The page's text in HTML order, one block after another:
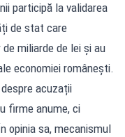
participă la validarea
de stat care
miliarde de lei și au
economiei românești.
acuzații
firme anume, ci
opinia sa, mecanismul